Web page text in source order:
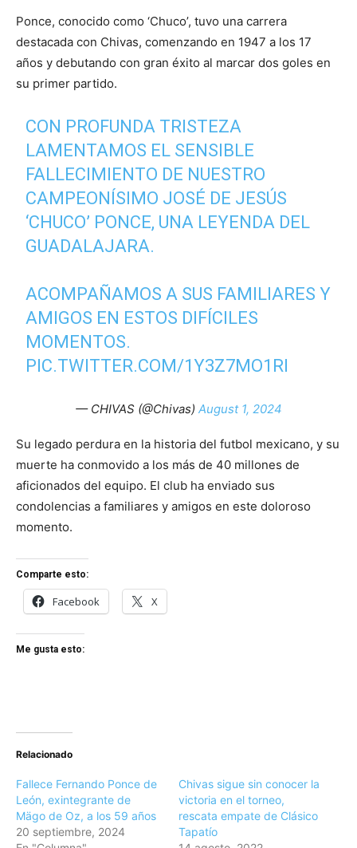
Ponce, conocido como ‘Chuco’, tuvo una carrera
destacada con Chivas, comenzando en 1947 a los 17
años y debutando con gran éxito al marcar dos goles en
su primer partido.
CON PROFUNDA TRISTEZA
LAMENTAMOS EL SENSIBLE
FALLECIMIENTO DE NUESTRO
CAMPEONÍSIMO JOSÉ DE JESÚS
‘CHUCO’ PONCE, UNA LEYENDA DEL
GUADALAJARA.
ACOMPAÑAMOS A SUS FAMILIARES Y
AMIGOS EN ESTOS DIFÍCILES
MOMENTOS.
PIC.TWITTER.COM/1Y3Z7MO1RI
— CHIVAS (@Chivas) August 1, 2024
Su legado perdura en la historia del futbol mexicano, y su
muerte ha conmovido a los más de 40 millones de
aficionados del equipo. El club ha enviado sus
condolencias a familiares y amigos en este doloroso
momento.
Comparte esto:
Facebook X
Me gusta esto:
Relacionado
Fallece Fernando Ponce de
León, exintegrante de
Mägo de Oz, a los 59 años
20 septiembre, 2024
Chivas sigue sin conocer la
victoria en el torneo,
rescata empate de Clásico
Tapatío